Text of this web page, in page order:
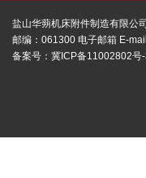
盐山华蒴机床附件制造有限公
邮编：061300 电子邮箱 E-mail
备案号： 冀ICP备11002802号